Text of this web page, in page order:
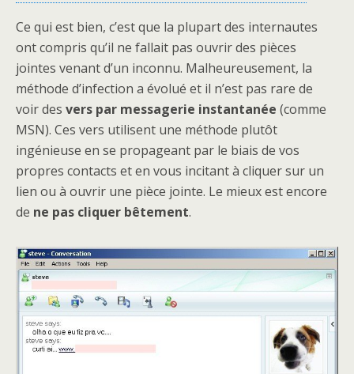
Ce qui est bien, c’est que la plupart des internautes
ont compris qu’il ne fallait pas ouvrir des pièces
jointes venant d’un inconnu. Malheureusement, la
méthode d’infection a évolué et il n’est pas rare de
voir des vers par messagerie instantanée (comme
MSN). Ces vers utilisent une méthode plutôt
ingénieuse en se propageant par le biais de vos
propres contacts et en vous incitant à cliquer sur un
lien ou à ouvrir une pièce jointe. Le mieux est encore
de ne pas cliquer bêtement.